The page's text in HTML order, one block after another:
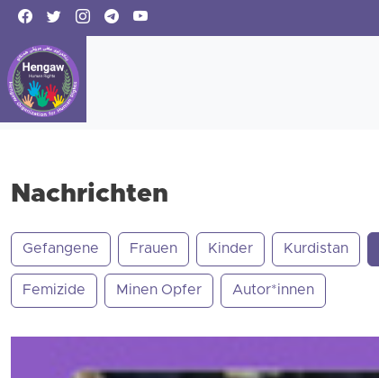
Nachrichten
Gefangene Frauen Kinder Kurdistan
Femizide Minen Opfer Autor*innen